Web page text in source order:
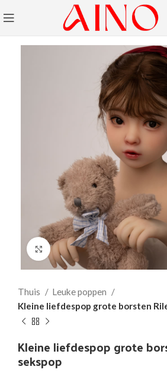
Klik om te vergroten
Thuis
Leuke poppen
Kleine liefdespop grote borsten
Kleine liefdespop grote
sekspop